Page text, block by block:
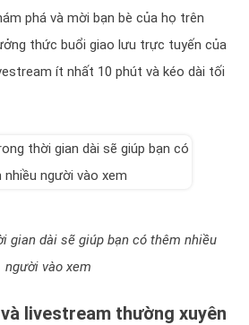
phá và mời bạn bè của họ trên
thức buổi giao lưu trực tuyến của
ít nhất 10 phút và kéo dài tối
gian dài sẽ giúp bạn có thêm nhiều
người vào xem
livestream thường xuyên